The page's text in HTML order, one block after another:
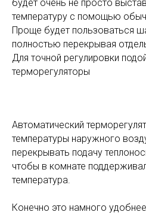
будет очень не просто
температуру с помощью
Проще будет пользоваться
полностью перекрывая
Для точной регулировки
терморегуляторы
Автоматический
температуры наружного
перекрывать подачу
чтобы в комнате
температура.
Конечно это намного